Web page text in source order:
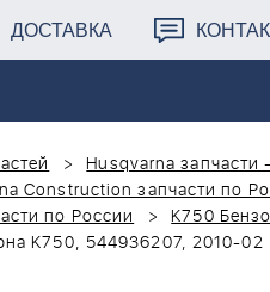
ДОСТАВКА
Husqvarna
Construction запчасти по
по России
K750
K750, 544936207, 2010-02